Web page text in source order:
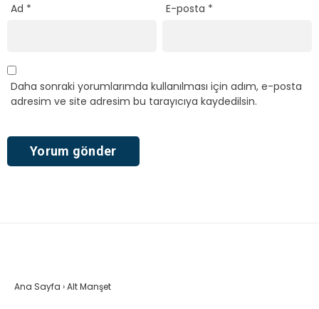
Ad * E-posta *
Daha sonraki yorumlarımda kullanılması için adım, e-posta
adresim ve site adresim bu tarayıcıya kaydedilsin.
Ana Sayfa ›Alt Manşet